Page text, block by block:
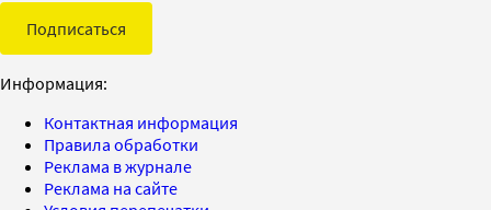
Подписаться
Информация:
Контактная информация
Правила обработки
Реклама в журнале
Реклама на сайте